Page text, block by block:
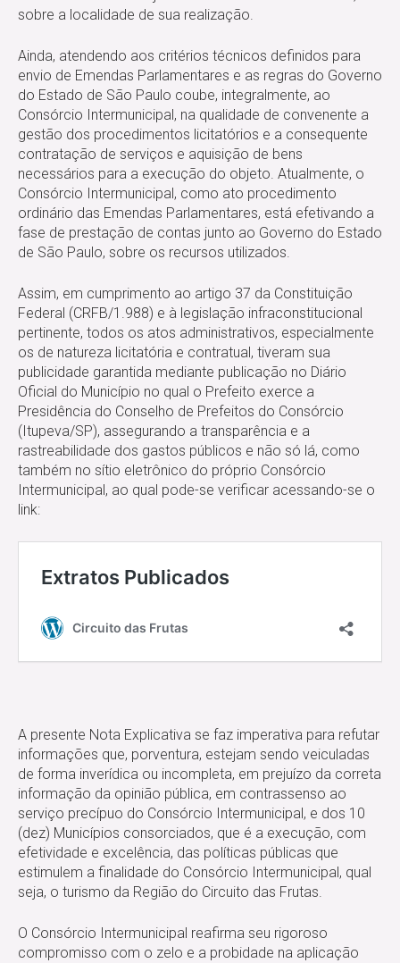
sobre a localidade de sua realização.
Ainda, atendendo aos critérios técnicos definidos para
envio de Emendas Parlamentares e as regras do Governo
do Estado de São Paulo coube, integralmente, ao
Consórcio Intermunicipal, na qualidade de convenente a
gestão dos procedimentos licitatórios e a consequente
contratação de serviços e aquisição de bens
necessários para a execução do objeto. Atualmente, o
Consórcio Intermunicipal, como ato procedimento
ordinário das Emendas Parlamentares, está efetivando a
fase de prestação de contas junto ao Governo do Estado
de São Paulo, sobre os recursos utilizados.
Assim, em cumprimento ao artigo 37 da Constituição
Federal (CRFB/1.988) e à legislação infraconstitucional
pertinente, todos os atos administrativos, especialmente
os de natureza licitatória e contratual, tiveram sua
publicidade garantida mediante publicação no Diário
Oficial do Município no qual o Prefeito exerce a
Presidência do Conselho de Prefeitos do Consórcio
(Itupeva/SP), assegurando a transparência e a
rastreabilidade dos gastos públicos e não só lá, como
também no sítio eletrônico do próprio Consórcio
Intermunicipal, ao qual pode-se verificar acessando-se o
link:
A presente Nota Explicativa se faz imperativa para refutar
informações que, porventura, estejam sendo veiculadas
de forma inverídica ou incompleta, em prejuízo da correta
informação da opinião pública, em contrassenso ao
serviço precípuo do Consórcio Intermunicipal, e dos 10
(dez) Municípios consorciados, que é a execução, com
efetividade e excelência, das políticas públicas que
estimulem a finalidade do Consórcio Intermunicipal, qual
seja, o turismo da Região do Circuito das Frutas.
O Consórcio Intermunicipal reafirma seu rigoroso
compromisso com o zelo e a probidade na aplicação